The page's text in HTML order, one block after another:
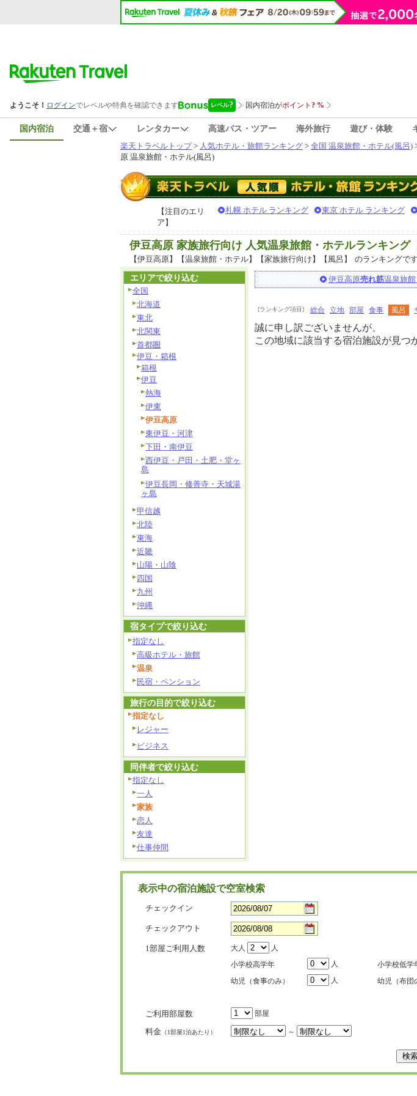
国内宿泊 交通＋宿 レンタカー 高速バス・ツアー 海外旅行 遊び・体験
楽天トラベルトップ> 人気ホテル・旅館ランキング > 全国 温泉旅館・ホテル(風呂)
原 温泉旅館・ホテル(風呂)
【注目のエリ
ア】
札幌 ホテル ランキング 東京 ホテル ランキング
伊豆高原 家族旅行向け 人気温泉旅館・ホテルランキング
【伊豆高原】【温泉旅館・ホテル】【家族旅行向け】【風呂】 のランキングです
伊豆高原売れ筋温泉旅
[ランキング項目] 総合 立地 部屋 食事 風呂
誠に申し訳ございませんが、
この地域に該当する宿泊施設が見つ
エリアで絞り込む
全国
北海道
東北
北関東
首都圏
伊豆・箱根
箱根
伊豆
熱海
伊東
伊豆高原
東伊豆・河津
下田・南伊豆
西伊豆・戸田・土肥・堂ヶ
島
伊豆長岡・修善寺・天城湯
ヶ島
甲信越
北陸
東海
近畿
山陽・山陰
四国
九州
沖縄
宿タイプで絞り込む
指定なし
高級ホテル・旅館
温泉
民宿・ペンション
旅行の目的で絞り込む
指定なし
レジャー
ビジネス
同伴者で絞り込む
指定なし
一人
家族
恋人
友達
仕事仲間
表示中の宿泊施設で空室検索
チェックイン
チェックアウト
1部屋ご利用人数 大人
人
小学校高学年
人 小学校低学
幼児（食事のみ）
人 幼児（布団
ご利用部屋数 部屋
料金 （1部屋1泊あたり） ～